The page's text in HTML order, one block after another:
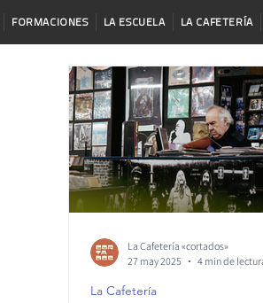
FORMACIONES LA ESCUELA LA CAFETERÍA
La Cafetería «cortados»
27 may 2025
4 min de
La Cafetería